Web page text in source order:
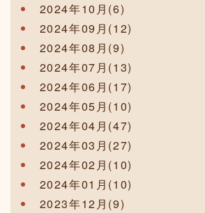
2024年10月(6)
2024年09月(12)
2024年08月(9)
2024年07月(13)
2024年06月(17)
2024年05月(10)
2024年04月(47)
2024年03月(27)
2024年02月(10)
2024年01月(10)
2023年12月(9)